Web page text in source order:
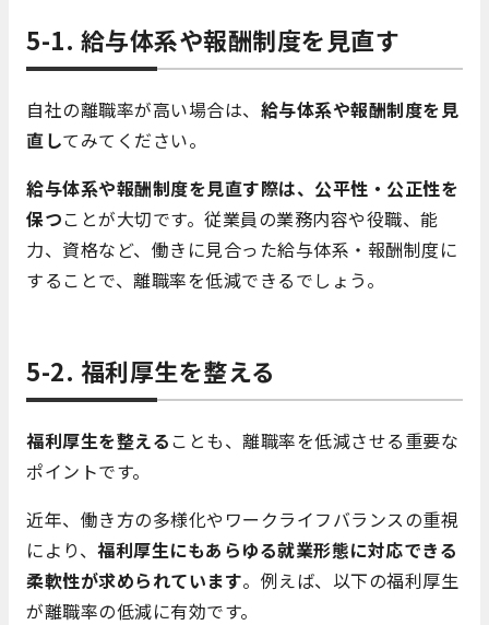
5-1. 給与体系や報酬制度を見直す
自社の離職率が高い場合は、 給与体系や報酬制度を見
直してみてください。
給与体系や報酬制度を見直す際は、公平性・公正性を
保つことが大切です。従業員の業務内容や役職、能
力、資格など、働きに見合った給与体系・報酬制度に
することで、離職率を低減できるでしょう。
5-2. 福利厚生を整える
福利厚生を整える ことも、離職率を低減させる重要な
ポイントです。
近年、働き方の多様化やワークライフバランスの重視
により、 福利厚生にもあらゆる就業形態に対応できる
柔軟性が求められています。例えば、以下の福利厚生
が離職率の低減に有効です。